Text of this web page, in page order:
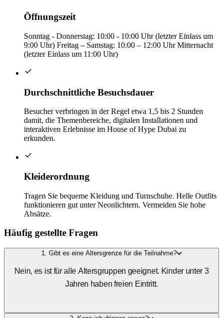
Öffnungszeit
Sonntag - Donnerstag: 10:00 - 10:00 Uhr (letzter Einlass um
9:00 Uhr) Freitag – Samstag: 10:00 – 12:00 Uhr Mitternacht
(letzter Einlass um 11:00 Uhr)
Durchschnittliche Besuchsdauer
Besucher verbringen in der Regel etwa 1,5 bis 2 Stunden
damit, die Themenbereiche, digitalen Installationen und
interaktiven Erlebnisse im House of Hype Dubai zu
erkunden.
Kleiderordnung
Tragen Sie bequeme Kleidung und Turnschuhe. Helle Outfits
funktionieren gut unter Neonlichtern. Vermeiden Sie hohe
Absätze.
Häufig gestellte Fragen
1. Gibt es eine Altersgrenze für die Teilnahme?
Nein, es ist für alle Altersgruppen geeignet. Kinder unter 3
Jahren haben freien Eintritt.